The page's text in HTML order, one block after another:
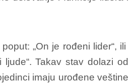
„On je rođeni lider“, ili
ljude“. Takav stav dolazi od
imaju urođene veštine